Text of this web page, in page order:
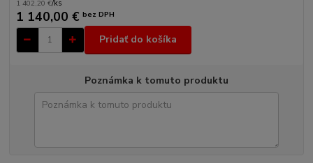
1 402,20 €/ks
1 140,00 € bez DPH
Pridať do košíka
Poznámka k tomuto produktu